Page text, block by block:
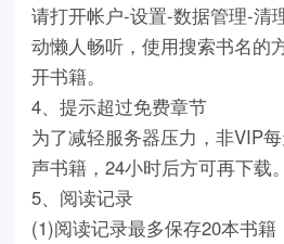
请打开帐户-设置-数据管理-清
动懒人畅听，使用搜索书名的
开书籍。
4、提示超过免费章节
为了减轻服务器压力，非VIP
声书籍，24小时后方可再下载。
5、阅读记录
(1)阅读记录最多保存20本书